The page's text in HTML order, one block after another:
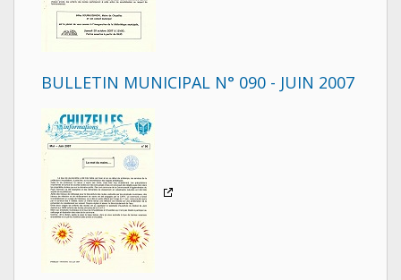
BULLETIN MUNICIPAL N° 090 - JUIN 2007